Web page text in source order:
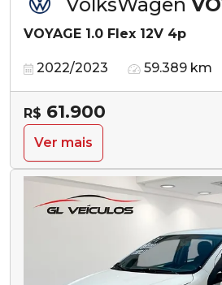
VolksWagen
VOYAGE 1.0 Flex 12V 4p
2022/2023 59.389 km
R$ 61.900
Ver mais